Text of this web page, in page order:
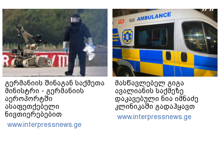
გერმანიის შინაგან საქმეთა
მინისტრი - გერმანიის
აეროპორტში
ასაფეთქებელი
ნივთიერებებით
დატვირთული დრონის
აღმოჩენა საფრთხის ახალ
www.interpressnews.ge
მასწავლებელ გიგა
ავალიანის საქმეზე
დაკავებული ნია იმნაძე
კლინიკაში გადაჰყავთ
www.interpressnews.ge